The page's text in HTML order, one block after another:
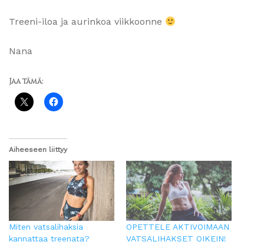
Treeni-iloa ja aurinkoa viikkoonne
Nana
Jaa tämä:
Aiheeseen liittyy
Miten vatsalihaksia
kannattaa treenata?
OPETTELE AKTIVOIMAAN
VATSALIHAKSET OIKEIN!